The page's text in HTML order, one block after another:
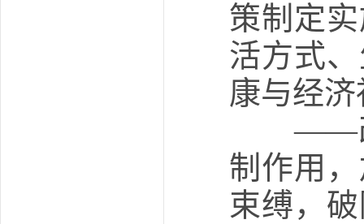
策制定
活方式
康与经
——改
制作用
束缚，